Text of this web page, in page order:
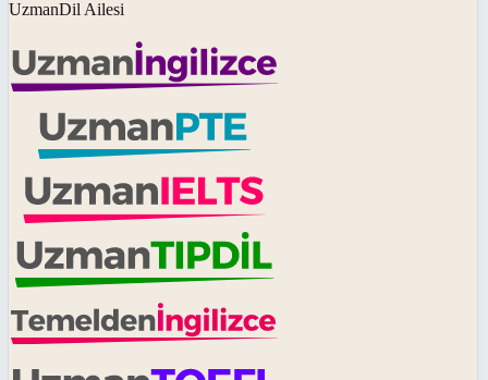
UzmanDil Ailesi